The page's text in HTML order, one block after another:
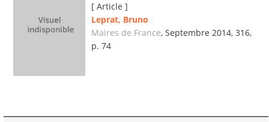
[ Article ]
Leprat, Bruno
Maires de France, Septembre 2014, 316,
p. 74